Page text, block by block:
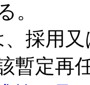
。
採用又
暫定再